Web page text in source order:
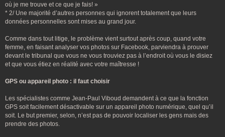
où je me trouve et ce que je fais! »
* 2/ Une majorité d’autres personnes qui ignorent totalement que leurs
données personnelles sont mises au grand jour.
Comme dans tout litige, le problème vient surtout après coup, quand votre
femme, en faisant analyser vos photos sur Facebook, parviendra à prouver
devant le tribunal que vous ne vous trouviez pas à l’endroit où vous le disiez
et que vous étiez en réalité avec votre maîtresse !
GPS ou appareil photo : il faut choisir
Les spécialistes comme Jean-Paul Viboud demandent à ce que la fonction
GPS soit facilement désactivable sur un appareil photo numérique, quel qu’il
soit. Le but premier, selon, n’est pas de pouvoir localiser les gens mais des
prendre des photos.